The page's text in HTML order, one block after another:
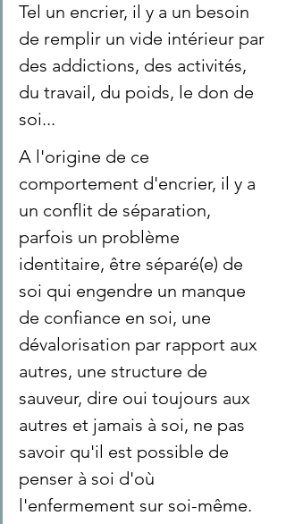
Tel un encrier, il y a un besoin
de remplir un vide intérieur par
des addictions, des activités,
du travail, du poids, le don de
soi...
A l'origine de ce
comportement d'encrier, il y a
un conflit de séparation,
parfois un problème
identitaire, être séparé(e) de
soi qui engendre un manque
de confiance en soi, une
dévalorisation par rapport aux
autres, une structure de
sauveur, dire oui toujours aux
autres et jamais à soi, ne pas
savoir qu'il est possible de
penser à soi d'où
l'enfermement sur soi-même.